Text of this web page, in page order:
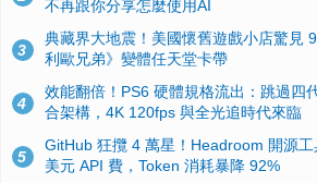
不再跟你分享怎麼使用AI
3
典藏界大地震！美國懷舊遊戲小店驚見
利歐兄弟》變體任天堂卡帶
4
效能翻倍！PS6 硬體規格流出：跳過四
合架構，4K 120fps 與全光追時代來臨
5
GitHub 狂攬 4 萬星！Headroom 開源
美元 API 費，Token 消耗暴降 92%